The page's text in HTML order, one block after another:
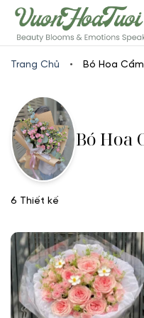
www.vuonhoatuoi.vnSkip
to
Trang Chủ • Bó Hoa
Bó Hoa
6 Thiết kế